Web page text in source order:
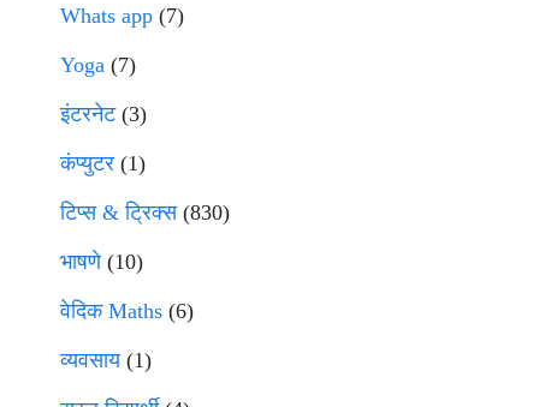
Whats app (7)
Yoga (7)
इंटरनेट(3)
कंप्युटर (1)
टिप्स & ट्रिक्स(830)
भाषणे(10)
वेदिक Maths (6)
व्यवसाय(1)